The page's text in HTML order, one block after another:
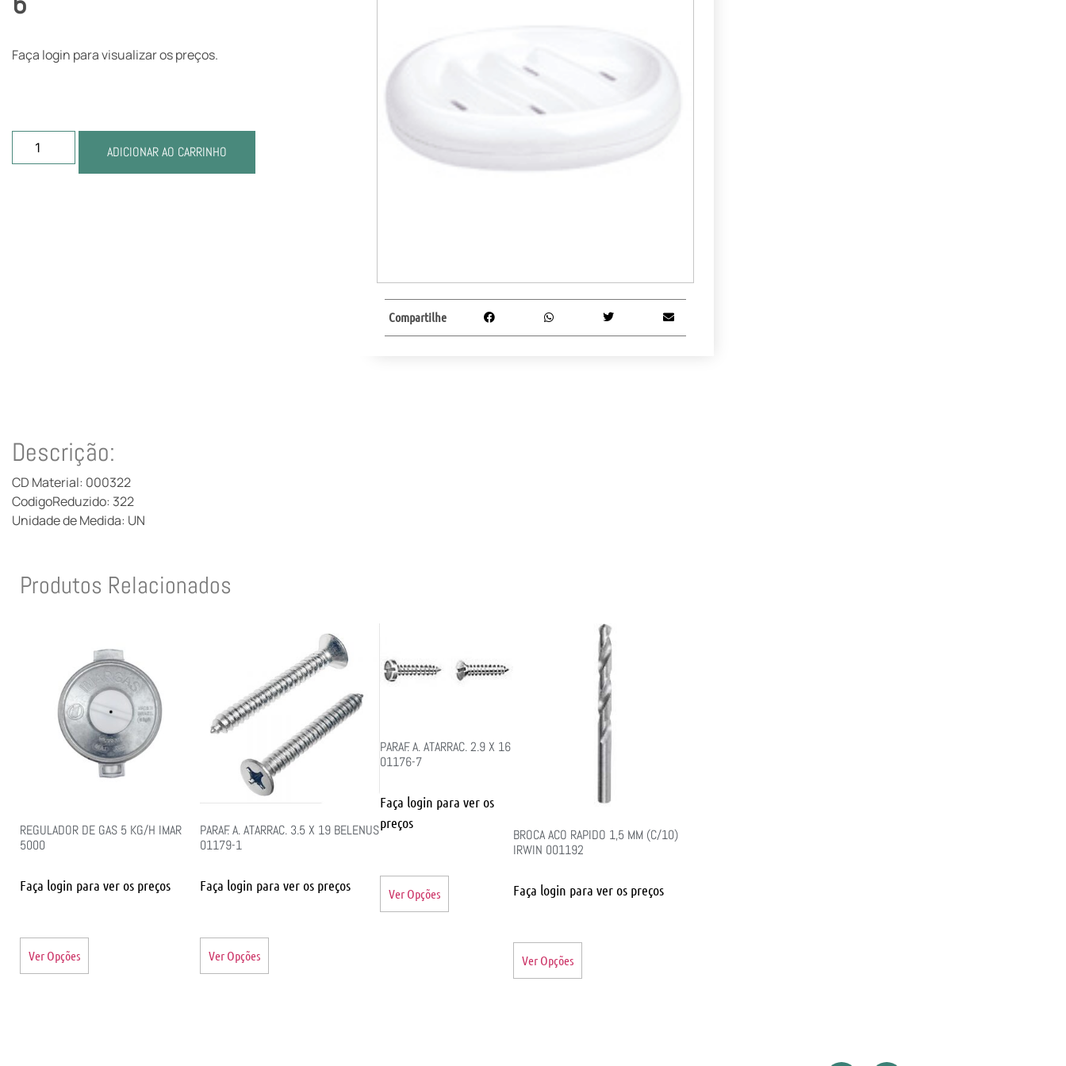
Faça login para visualizar os preços.
ADICIONAR AO CARRINHO
Compartilhe
Descrição:
CD Material: 000322
CodigoReduzido: 322
Unidade de Medida: UN
Produtos Relacionados
REGULADOR DE GAS 5 KG/H IMAR
5000
Faça login para ver os preços
Ver Opções
PARAF. A. ATARRAC. 3.5 X 19 BELENUS
01179-1
Faça login para ver os preços
Ver Opções
PARAF. A. ATARRAC. 2.9 X 16
01176-7
Faça login para ver os
preços
Ver Opções
BROCA ACO RAPIDO 1,5 MM (C/10)
IRWIN 001192
Faça login para ver os preços
Ver Opções